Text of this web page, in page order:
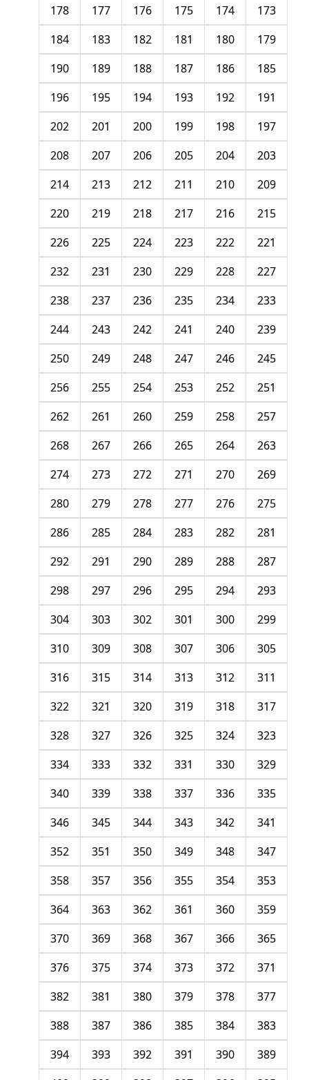
173
174
175
176
177
178
179
180
181
182
183
184
185
186
187
188
189
190
191
192
193
194
195
196
197
198
199
200
201
202
203
204
205
206
207
208
209
210
211
212
213
214
215
216
217
218
219
220
221
222
223
224
225
226
227
228
229
230
231
232
233
234
235
236
237
238
239
240
241
242
243
244
245
246
247
248
249
250
251
252
253
254
255
256
257
258
259
260
261
262
263
264
265
266
267
268
269
270
271
272
273
274
275
276
277
278
279
280
281
282
283
284
285
286
287
288
289
290
291
292
293
294
295
296
297
298
299
300
301
302
303
304
305
306
307
308
309
310
311
312
313
314
315
316
317
318
319
320
321
322
323
324
325
326
327
328
329
330
331
332
333
334
335
336
337
338
339
340
341
342
343
344
345
346
347
348
349
350
351
352
353
354
355
356
357
358
359
360
361
362
363
364
365
366
367
368
369
370
371
372
373
374
375
376
377
378
379
380
381
382
383
384
385
386
387
388
389
390
391
392
393
394